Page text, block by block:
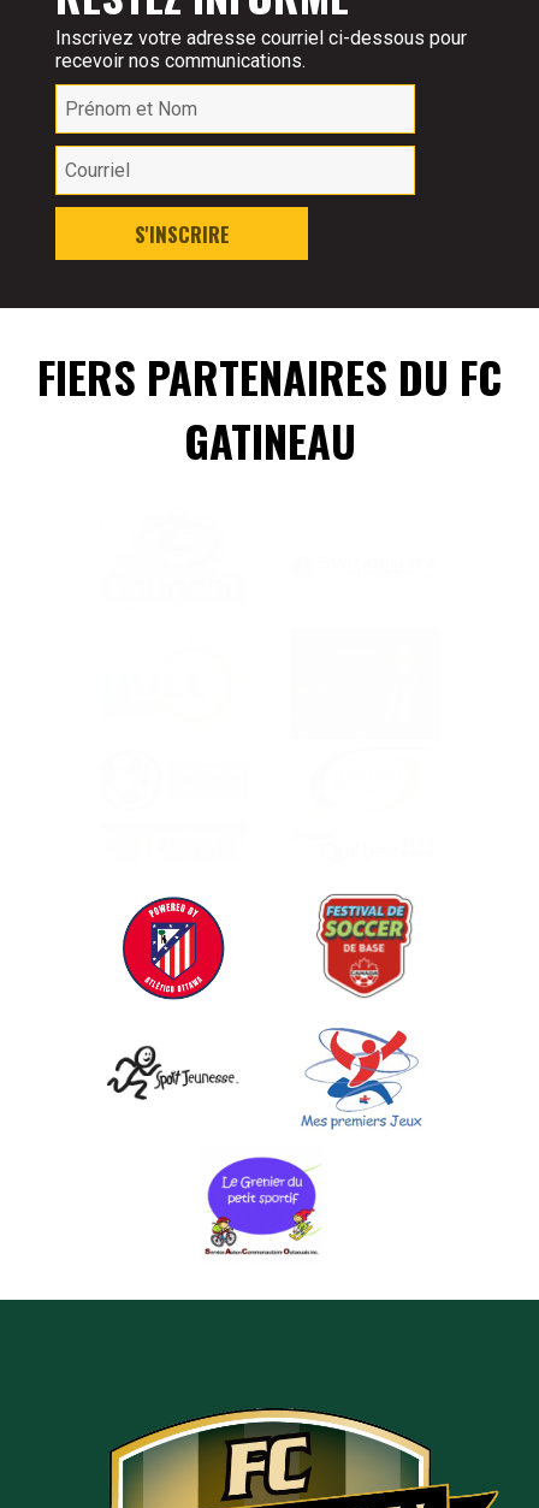
Inscrivez votre adresse courriel ci-dessous pour
recevoir nos communications.
S'INSCRIRE
FIERS PARTENAIRES DU FC
GATINEAU
HORAIRE DU BUREAU